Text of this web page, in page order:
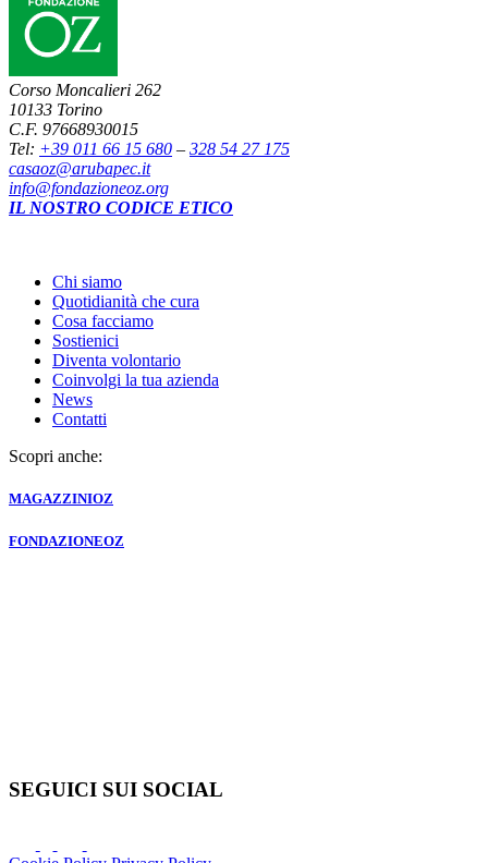
Corso Moncalieri 262
10133 Torino
C.F. 97668930015
Tel: +39 011 66 15 680 – 328 54 27 175
casaoz@arubapec.it
info@fondazioneoz.org
IL NOSTRO CODICE ETICO
Chi siamo
Quotidianità che cura
Cosa facciamo
Sostienici
Diventa volontario
Coinvolgi la tua azienda
News
Contatti
Scopri anche:
MAGAZZINIOZ
FONDAZIONEOZ
SEGUICI SUI SOCIAL